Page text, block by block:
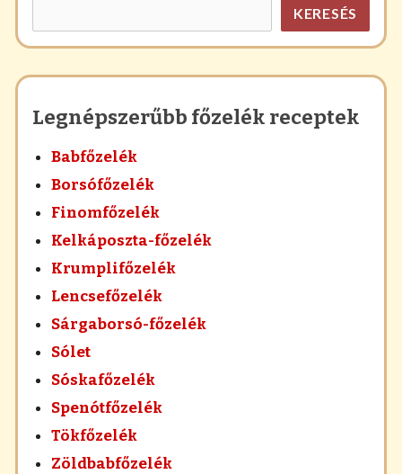
KERESÉS
Legnépszerűbb főzelék receptek
Babfőzelék
Borsófőzelék
Finomfőzelék
Kelkáposzta-főzelék
Krumplifőzelék
Lencsefőzelék
Sárgaborsó-főzelék
Sólet
Sóskafőzelék
Spenótfőzelék
Tökfőzelék
Zöldbabfőzelék